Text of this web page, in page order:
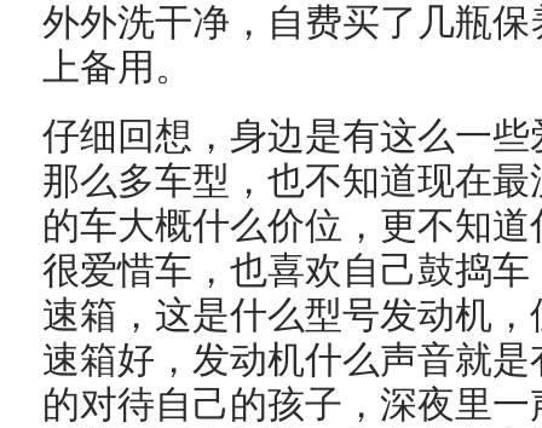
外外洗干净，自费买了几瓶
上备用。
仔细回想，身边是有这么一
那么多车型，也不知道现在
的车大概什么价位，更不知
很爱惜车，也喜欢自己鼓捣
速箱，这是什么型号发动机
速箱好，发动机什么声音就
的对待自己的孩子，深夜里